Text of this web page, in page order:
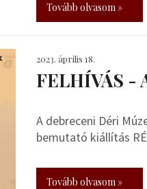
Tovább olvasom »
2023. április 18.
FELHÍVÁS -
A debreceni Déri
bemutató kiállítás
Tovább olvasom »